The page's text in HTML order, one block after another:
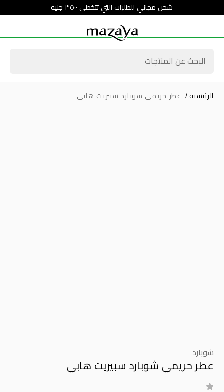
شحن مجاني للطلبات التي تتخطى ٣٥٠٠ جنيه
الرئيسية / عطر حريمي شوبارد سبيريت هابي
شوبارد
عطر حريمي شوبارد سبيريت هابي